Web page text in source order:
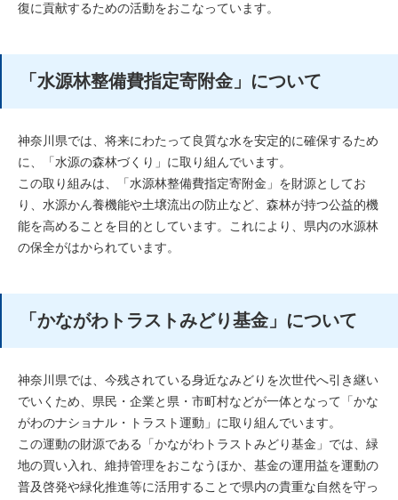
復に貢献するための活動をおこなっています。
「水源林整備費指定寄附金」について
神奈川県では、将来にわたって良質な水を安定的に確保するため
に、「水源の森林づくり」に取り組んでいます。
この取り組みは、「水源林整備費指定寄附金」を財源としてお
り、水源かん養機能や土壌流出の防止など、森林が持つ公益的機
能を高めることを目的としています。これにより、県内の水源林
の保全がはかられています。
「かながわトラストみどり基金」について
神奈川県では、今残されている身近なみどりを次世代へ引き継い
でいくため、県民・企業と県・市町村などが一体となって「かな
がわのナショナル・トラスト運動」に取り組んでいます。
この運動の財源である「かながわトラストみどり基金」では、緑
地の買い入れ、維持管理をおこなうほか、基金の運用益を運動の
普及啓発や緑化推進等に活用することで県内の貴重な自然を守っ